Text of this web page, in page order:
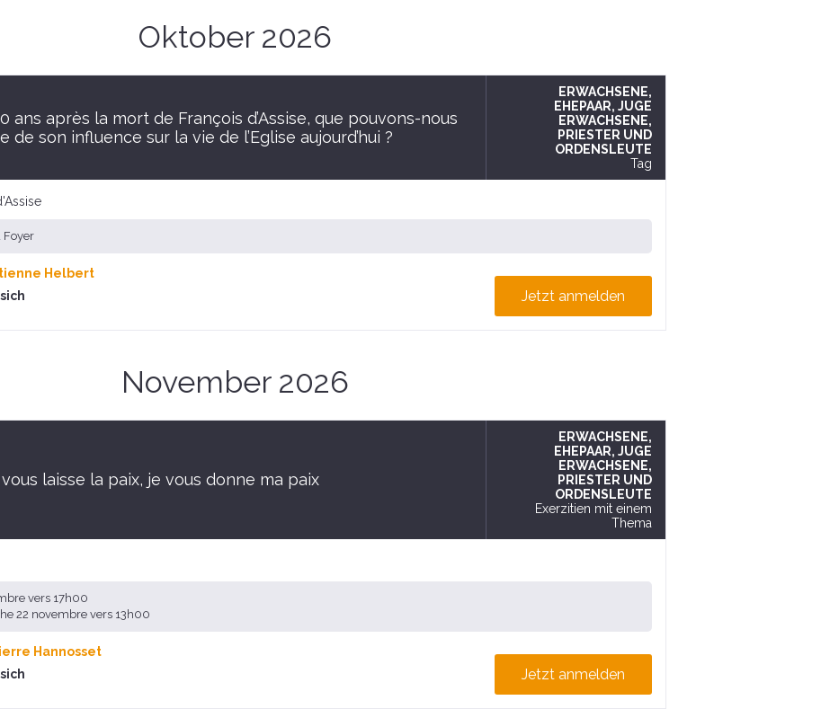
Oktober 2026
ans après la mort de François d’Assise, que pouvons-nous
de son influence sur la vie de l’Eglise aujourd’hui ?
ERWACHSENE,
EHEPAAR, JUGE
ERWACHSENE,
PRIESTER UND
ORDENSLEUTE
Tag
Foyer
Helbert
Jetzt anmelden
November 2026
laisse la paix, je vous donne ma paix
ERWACHSENE,
EHEPAAR, JUGE
ERWACHSENE,
PRIESTER UND
ORDENSLEUTE
Exerzitien mit einem
Thema
vers 17h00
22 novembre vers 13h00
Hannosset
Jetzt anmelden